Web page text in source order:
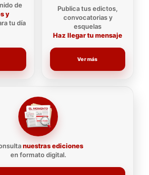
de
y
tu día
nuestras ediciones
en formato digital.
Publica tus edictos,
convocatorias y
esquelas
Haz llegar tu mensaje
Ver más